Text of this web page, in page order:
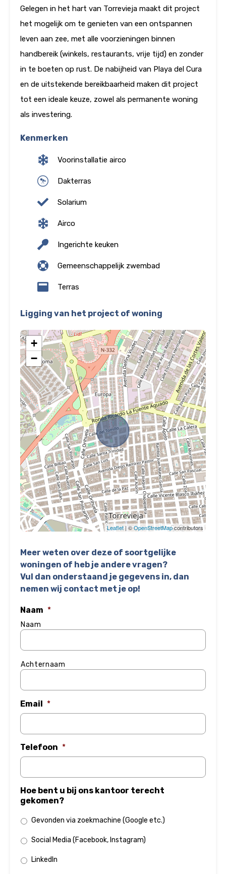
Gelegen in het hart van Torrevieja maakt dit project
het mogelijk om te genieten van een ontspannen
leven aan zee, met alle voorzieningen binnen
handbereik (winkels, restaurants, vrije tijd) en zonder
in te boeten op rust. De nabijheid van Playa del Cura
en de uitstekende bereikbaarheid maken dit project
tot een ideale keuze, zowel als permanente woning
als investering.
Kenmerken
Voorinstallatie airco
Dakterras
Solarium
Airco
Ingerichte keuken
Gemeenschappelijk zwembad
Terras
Ligging van het project of woning
+
−
Leaflet | ©OpenStreetMapcontributors
Meer weten over deze of soortgelijke
woningen of heb je andere vragen?
Vul dan onderstaand je gegevens in, dan
nemen wij contact met je op!
Naam *
Naam
Achternaam
Email *
Telefoon *
Hoe bent u bij ons kantoor terecht
gekomen?
Gevonden via zoekmachine (Google etc.)
Social Media (Facebook, Instagram)
LinkedIn